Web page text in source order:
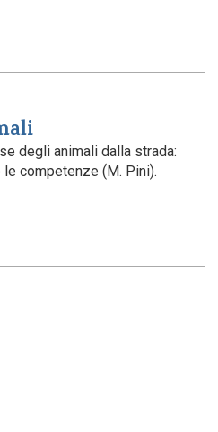
degli animali dalla strada:
competenze (M. Pini).